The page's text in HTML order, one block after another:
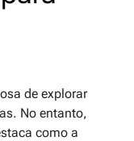
de explorar
No entanto,
como a